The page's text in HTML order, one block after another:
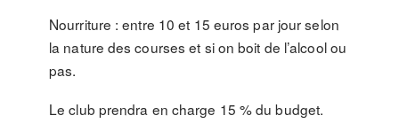
Nourriture : entre 10 et 15 euros par jour selon
la nature des courses et si on boit de l’alcool ou
pas.
Le club prendra en charge 15 % du budget.